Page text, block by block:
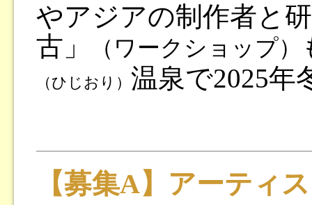
やアジアの制作者と
古」
（ワークショップ）
（ひじおり） 温泉で2025年
【募集A】アーティ